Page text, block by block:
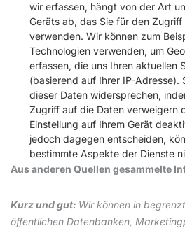
wir erfassen, hängt von der Art
Geräts ab, das Sie für den
verwenden. Wir können zum
Technologien verwenden, um
erfassen, die uns Ihren aktuellen
(basierend auf Ihrer IP-Adresse).
dieser Daten widersprechen,
Zugriff auf die Daten verweigern
Einstellung auf Ihrem Gerät
jedoch dagegen entscheiden,
bestimmte Aspekte der Dienste
Aus anderen Quellen gesammelte
Kurz und gut: Wir können in
öffentlichen Datenbanken,